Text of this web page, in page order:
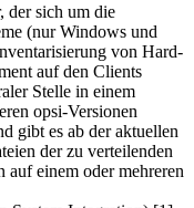
der sich um die
(nur Windows und
von Hard-
auf den Clients
Stelle in einem
opsi-Versionen
gibt es ab der aktuellen
der zu verteilenden
auf einem oder mehreren